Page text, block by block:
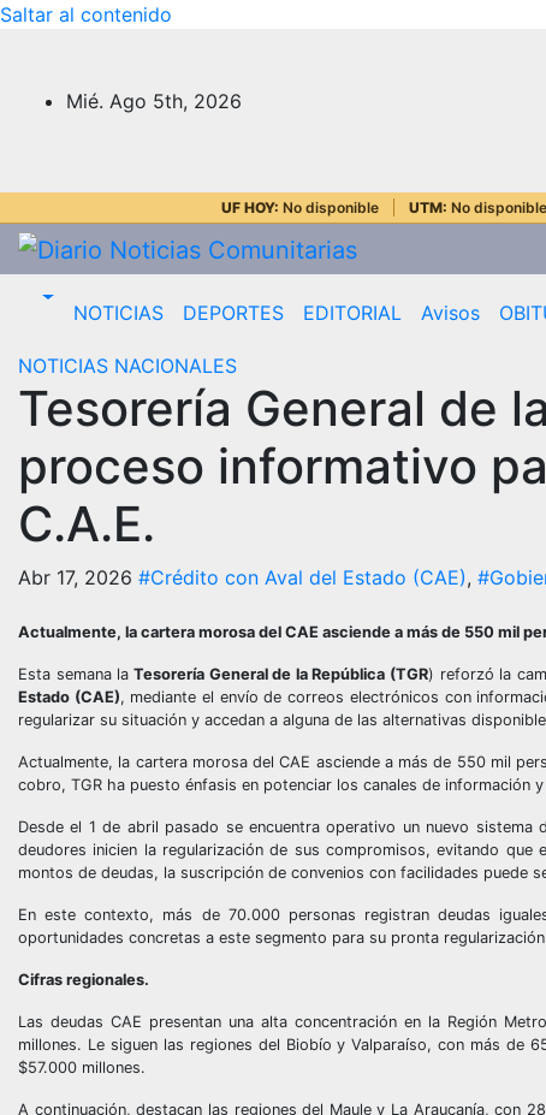
Saltar al contenido
Mié. Ago 5th, 2026
UF HOY: No disponible UTM: No disponible
NOTICIAS DEPORTES EDITORIAL Avisos
NOTICIAS NACIONALES
Tesorería General de
proceso informativo
C.A.E.
Abr 17, 2026 #Crédito con Aval del Estado (CAE),
Actualmente, la cartera morosa del CAE asciende a más de 550 mil
Esta semana la Tesorería General de la República (TGR) reforzó la
Estado (CAE), mediante el envío de correos electrónicos con
regularizar su situación y accedan a alguna de las alternativas
Actualmente, la cartera morosa del CAE asciende a más de 550 mil
cobro, TGR ha puesto énfasis en potenciar los canales de información
Desde el 1 de abril pasado se encuentra operativo un nuevo
deudores inicien la regularización de sus compromisos, evitando
montos de deudas, la suscripción de convenios con facilidades puede
En este contexto, más de 70.000 personas registran deudas
oportunidades concretas a este segmento para su pronta
Cifras regionales.
Las deudas CAE presentan una alta concentración en la Región
millones. Le siguen las regiones del Biobío y Valparaíso, con más
$57.000 millones.
A continuación, destacan las regiones del Maule y La Araucanía, con